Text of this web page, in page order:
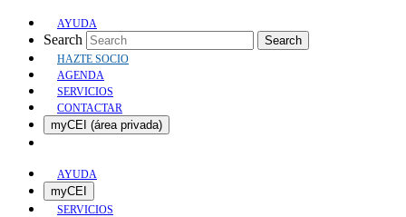
AYUDA
Search Search
HAZTE SOCIO
AGENDA
SERVICIOS
CONTACTAR
myCEI (área privada)
AYUDA
myCEI
SERVICIOS